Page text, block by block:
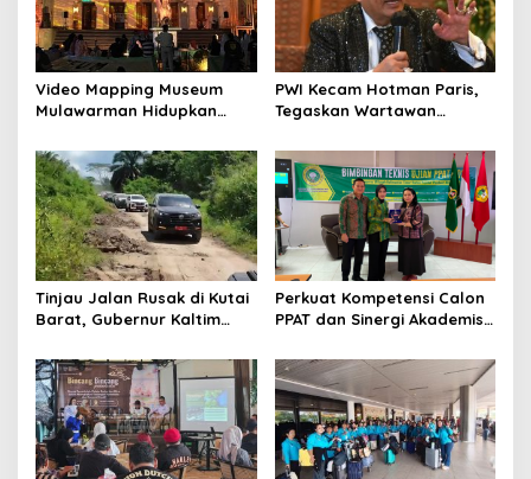
Video Mapping Museum
Mulawarman Hidupkan
Melenu
PWI Kecam Hotman Paris,
Tegaskan Wartawan
Tinjau Jalan Rusak di Kutai
Barat, Gubernur Kaltim
Kilometer
Perkuat Kompetensi Calon
PPAT dan Sinergi Akademis,
Bimtek Ujian PPAT 2026